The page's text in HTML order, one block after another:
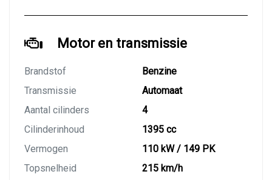
Motor en transmissie
Brandstof
Benzine
Transmissie
Automaat
Aantal cilinders
4
Cilinderinhoud
1395 cc
Vermogen
110 kW / 149 PK
Topsnelheid
215 km/h